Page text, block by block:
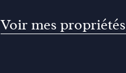
Voir mes propriétés